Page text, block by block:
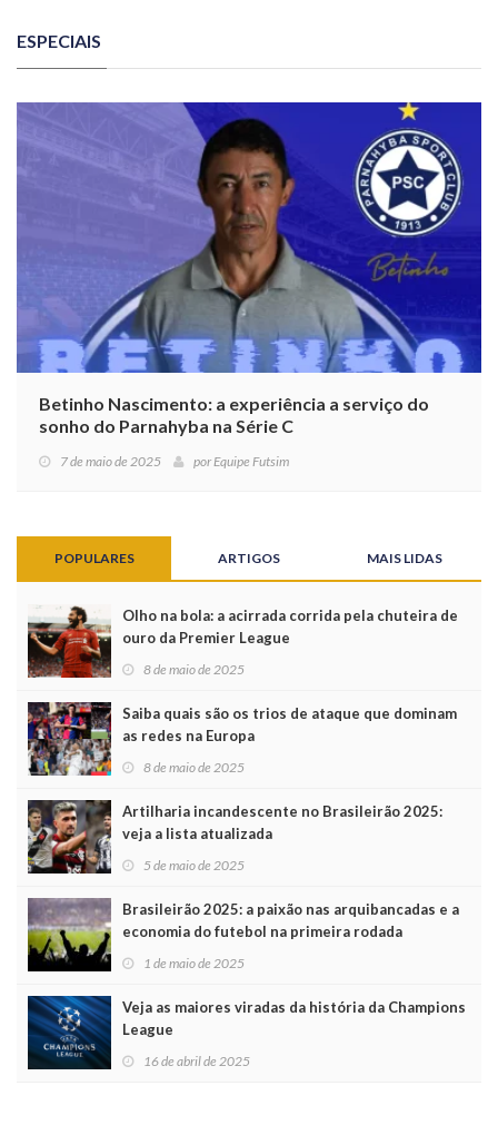
ESPECIAIS
Betinho Nascimento: a experiência a serviço do
sonho do Parnahyba na Série C
7 de maio de 2025 porEquipe Futsim
POPULARES ARTIGOS MAIS LIDAS
Olho na bola: a acirrada corrida pela chuteira de
ouro da Premier League
8 de maio de 2025
Saiba quais são os trios de ataque que dominam
as redes na Europa
8 de maio de 2025
Artilharia incandescente no Brasileirão 2025:
veja a lista atualizada
5 de maio de 2025
Brasileirão 2025: a paixão nas arquibancadas e a
economia do futebol na primeira rodada
1 de maio de 2025
Veja as maiores viradas da história da Champions
League
16 de abril de 2025